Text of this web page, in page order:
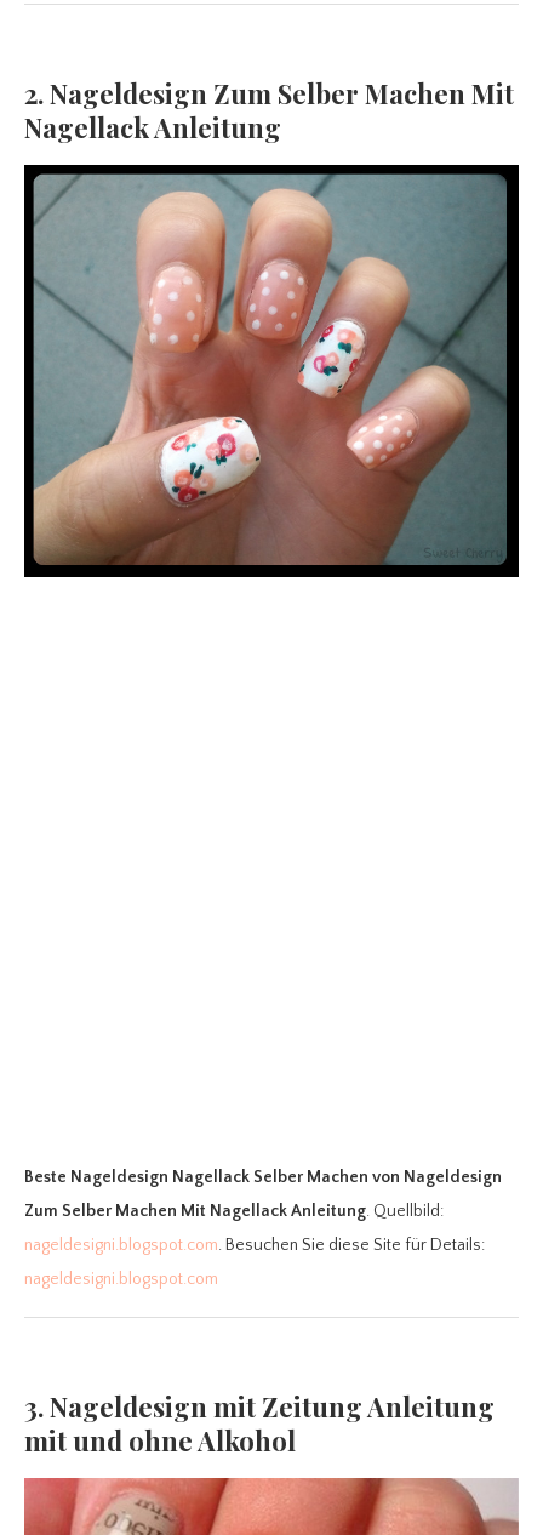
2. Nageldesign Zum Selber Machen Mit
Nagellack Anleitung
Beste Nageldesign Nagellack Selber Machen von Nageldesign
Zum Selber Machen Mit Nagellack Anleitung. Quellbild:
nageldesigni.blogspot.com. Besuchen Sie diese Site für Details:
nageldesigni.blogspot.com
3. Nageldesign mit Zeitung Anleitung
mit und ohne Alkohol